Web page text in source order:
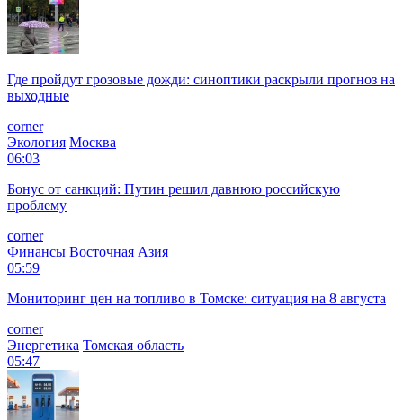
Где пройдут грозовые дожди: синоптики раскрыли прогноз на
выходные
corner
Экология Москва
06:03
Бонус от санкций: Путин решил давнюю российскую
проблему
corner
Финансы Восточная Азия
05:59
Мониторинг цен на топливо в Томске: ситуация на 8 августа
corner
Энергетика Томская область
05:47